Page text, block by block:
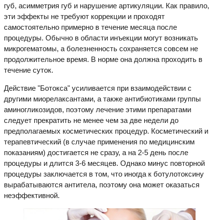
губ, асимметрия губ и нарушение артикуляции. Как правило,
эти эффекты не требуют коррекции и проходят
самостоятельно примерно в течение месяца после
процедуры. Обычно в области инъекции могут возникать
микрогематомы, а болезненность сохраняется совсем не
продолжительное время. В норме она должна проходить в
течение суток.
Действие "Ботокса" усиливается при взаимодействии с
другими миорелаксантами, а также антибиотиками группы
аминогликозидов, поэтому лечение этими препаратами
следует прекратить не менее чем за две недели до
предполагаемых косметических процедур. Косметический и
терапевтический (в случае применения по медицинским
показаниям) достигается не сразу, а на 2-5 день после
процедуры и длится 3-6 месяцев. Однако минус повторной
процедуры заключается в том, что иногда к ботулотоксину
вырабатываются антитела, поэтому она может оказаться
неэффективной.